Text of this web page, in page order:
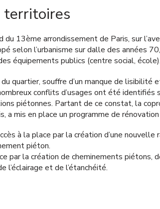
territoires
13ème arrondissement de Paris, sur
selon l’urbanisme sur dalle des années
équipements publics (centre social, école).
quartier, souffre d’un manque de lisibilité
conflits d’usages ont été identifiés
piétonnes. Partant de ce constat, la
a mis en place un programme de
à la place par la création d’une nouvelle
piéton.
par la création de cheminements piétons,
l’éclairage et de l’étanchéité.